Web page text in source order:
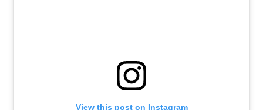
View this post on Instagram